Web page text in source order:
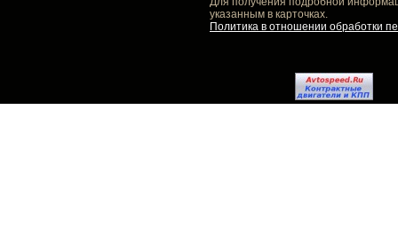
указанным в карточках.
Политика в отношении обработки